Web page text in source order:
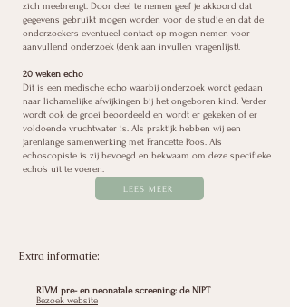
zich meebrengt. Door deel te nemen geef je akkoord dat
gegevens gebruikt mogen worden voor de studie en dat de
onderzoekers eventueel contact op mogen nemen voor
aanvullend onderzoek (denk aan invullen vragenlijst).
​20 weken echo
Dit is een medische echo waarbij onderzoek wordt gedaan
naar lichamelijke afwijkingen bij het ongeboren kind. Verder
wordt ook de groei beoordeeld en wordt er gekeken of er
voldoende vruchtwater is. Als praktijk hebben wij een
jarenlange samenwerking met Francette Poos. Als
echoscopiste is zij bevoegd en bekwaam om deze specifieke
echo’s uit te voeren.
LEES MEER
Extra informatie:
RIVM pre- en neonatale screening: de NIPT
Bezoek website